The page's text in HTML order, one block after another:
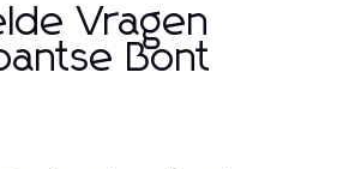
Vragen
Bont